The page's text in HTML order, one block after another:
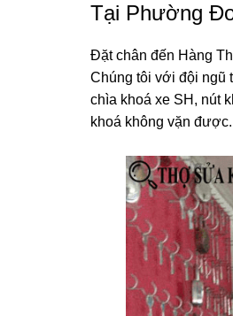
Tại Phường
Đặt chân đến Hàng
Chúng tôi với đội ngũ
chìa khoá xe SH, nút
khoá không vặn